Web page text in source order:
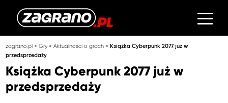
zagrano.pl »Gry»Aktualności o grach »Książka Cyberpunk 2077 już w
przedsprzedaży
Książka Cyberpunk 2077 już w
przedsprzedaży